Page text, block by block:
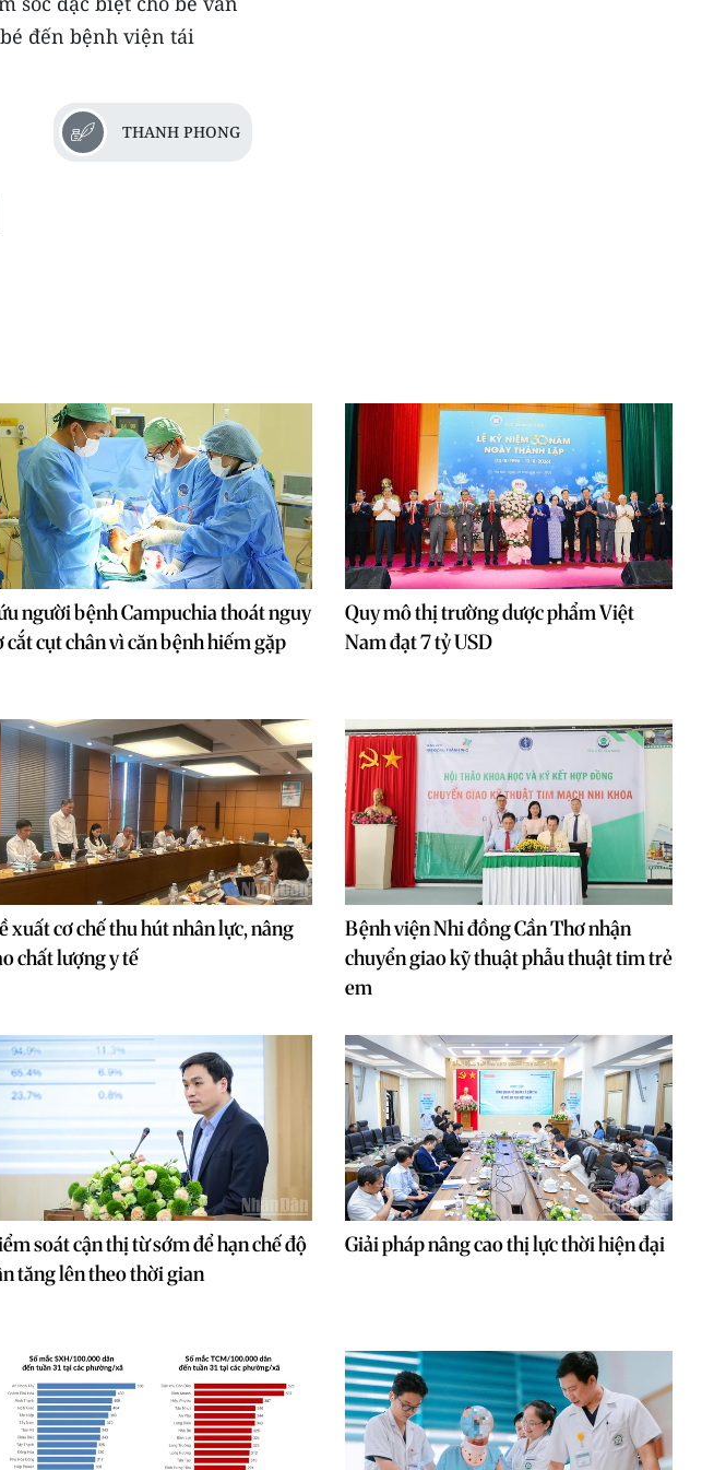
đến bệnh viện tái
THANH PHONG
người bệnh Campuchia thoát nguy
cắt cụt chân vì căn bệnh hiếm gặp
Quy mô thị trường dược phẩm Việt
Nam đạt 7 tỷ USD
xuất cơ chế thu hút nhân lực, nâng
chất lượng y tế
Bệnh viện Nhi đồng Cần Thơ nhận
chuyển giao kỹ thuật phẫu thuật tim trẻ
em
soát cận thị từ sớm để hạn chế độ
tăng lên theo thời gian
Giải pháp nâng cao thị lực thời hiện đại